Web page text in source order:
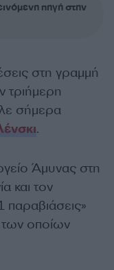
πηγή στην
στη γραμμή
τριήμερη
σήμερα
.
Άμυνας στη
και τον
παραβιάσεις»
των οποίων